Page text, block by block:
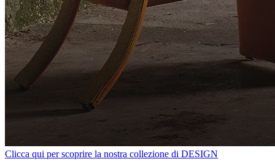
Clicca qui per scoprire la nostra collezione di DESIGN